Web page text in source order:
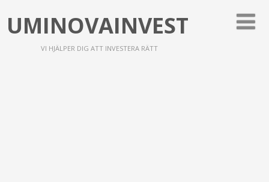
UMINOVAINVEST
VI HJÄLPER DIG ATT INVESTERA RÄTT